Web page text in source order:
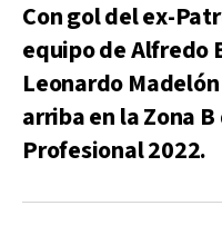
Con gol del ex-
equipo de Alfredo
Leonardo
arriba en la Zona
Profesional 2022.